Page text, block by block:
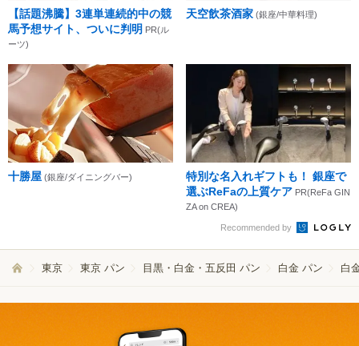
【話題沸騰】3連単連続的中の競
馬予想サイト、ついに判明 PR(ル
ーツ)
天空飲茶酒家 (銀座/中華料理)
十勝屋 (銀座/ダイニングバー)
特別な名入れギフトも！ 銀座で
選ぶReFaの上質ケア PR(ReFa GIN
ZA on CREA)
Recommended by
東京 東京 パン 目黒・白金・五反田 パン 白金 パン 白